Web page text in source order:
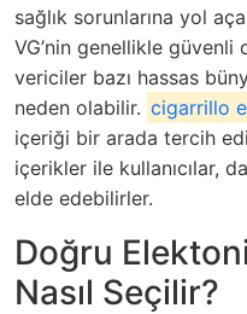
sağlık sorunlarına yol
VG’nin genellikle
vericiler bazı hassas
neden olabilir. cigarrillo
içeriği bir arada tercih
içerikler ile kullanıcılar,
elde edebilirler.
Doğru
Nasıl Seçilir?